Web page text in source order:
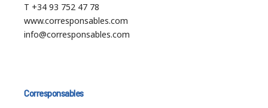
T +34 93 752 47 78
www.corresponsables.com
info@corresponsables.com
Corresponsables